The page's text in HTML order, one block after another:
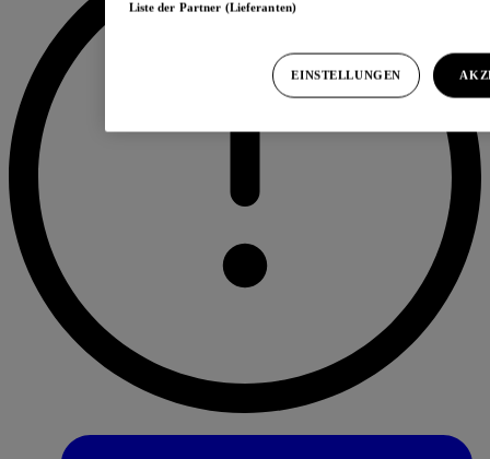
Liste der Partner (Lieferanten)
EINSTELLUNGEN